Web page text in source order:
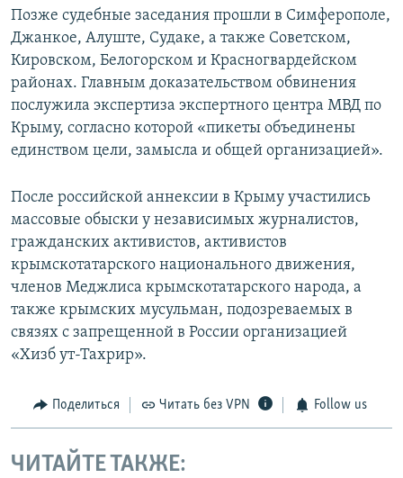
Позже судебные заседания прошли в Симферополе,
Джанкое, Алуште, Судаке, а также Советском,
Кировском, Белогорском и Красногвардейском
районах. Главным доказательством обвинения
послужила экспертиза экспертного центра МВД по
Крыму, согласно которой «пикеты объединены
единством цели, замысла и общей организацией».
После российской аннексии в Крыму участились
массовые обыски у независимых журналистов,
гражданских активистов, активистов
крымскотатарского национального движения,
членов Меджлиса крымскотатарского народа, а
также крымских мусульман, подозреваемых в
связях с запрещенной в России организацией
«Хизб ут-Тахрир».
Поделиться Читать без VPN Follow us
ЧИТАЙТЕ ТАКЖЕ: